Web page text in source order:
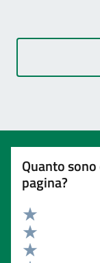
Quanto
pagina?
Valuta 5 stelle su
Valuta 4 stelle su